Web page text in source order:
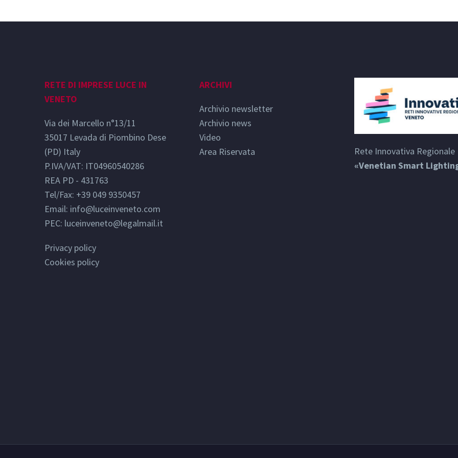
RETE DI IMPRESE LUCE IN
VENETO
Via dei Marcello n°13/11
35017 Levada di Piombino Dese
(PD) Italy
P.IVA/VAT: IT04960540286
REA PD - 431763
Tel/Fax: +39 049 9350457
Email: info@luceinveneto.com
PEC: luceinveneto@legalmail.it
Privacy policy
Cookies policy
ARCHIVI
Archivio newsletter
Archivio news
Video
Area Riservata
Rete Innovativa Regionale
«Venetian Smart